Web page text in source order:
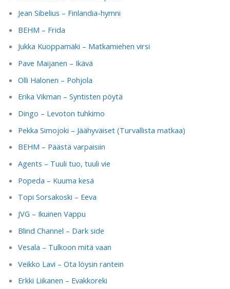
Jean Sibelius – Finlandia-hymni
BEHM – Frida
Jukka Kuoppamäki – Matkamiehen virsi
Pave Maijanen – Ikävä
Olli Halonen – Pohjola
Erika Vikman – Syntisten pöytä
Dingo – Levoton tuhkimo
Pekka Simojoki – Jäähyväiset (Turvallista matkaa)
BEHM – Päästä varpaisiin
Agents – Tuuli tuo, tuuli vie
Popeda – Kuuma kesä
Topi Sorsakoski – Eeva
JVG – Ikuinen Vappu
Blind Channel – Dark side
Vesala – Tulkoon mitä vaan
Veikko Lavi – Ota löysin rantein
Erkki Liikanen – Evakkoreki